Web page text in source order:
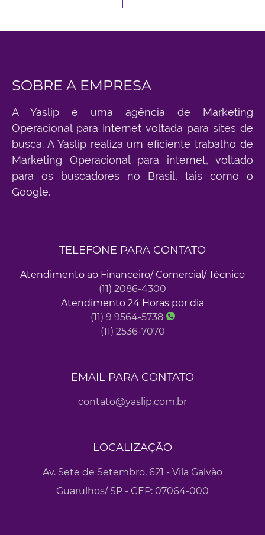
SOBRE A EMPRESA
A Yaslip é uma agência de Marketing
Operacional para Internet voltada para sites de
busca. A Yaslip realiza um eficiente trabalho de
Marketing Operacional para internet, voltado
para os buscadores no Brasil, tais como o
Google.
TELEFONE PARA CONTATO
Atendimento ao Financeiro/ Comercial/ Técnico
(11) 2086-4300
Atendimento 24 Horas por dia
(11) 9 9564-5738
(11) 2536-7070
EMAIL PARA CONTATO
contato@yaslip.com.br
LOCALIZAÇÃO
Av. Sete de Setembro, 621 - Vila Galvão
Guarulhos/ SP - CEP: 07064-000